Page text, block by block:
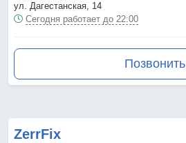
ул. Дагестанская, 14
Сегодня работает до 22:00
Позвонить
ZerrFix